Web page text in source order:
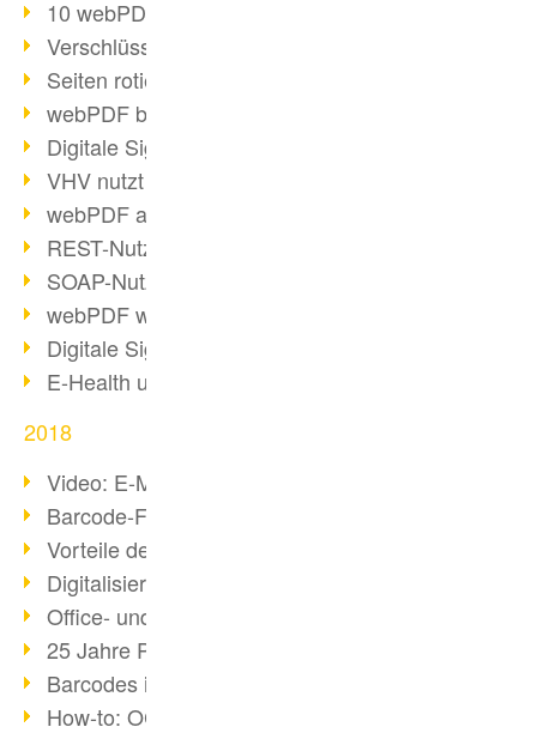
10 webPDF Vorteile für Entwickler
Verschlüsselung mit wsclient
Seiten rotieren mit wsclient
webPDF bei Würth Finance
Digitale Signaturen - Teil 2
VHV nutzt webPDF Preview
webPDF als Docker-Container
REST-Nutzung mit webPDF wsclient
SOAP-Nutzung mit webPDF wsclient
webPDF wsclient für Java
Digitale Signaturen - Teil 1
E-Health und Digitalisierung
2018
Video: E-Mails in PDF konvertieren
Barcode-Formate im Überblick
Vorteile des webPDF-Portals
Digitalisierung - Papierloses Büro
Office- und SharePoint-Bridge
25 Jahre PDF
Barcodes in PDF-Dokumenten
How-to: OCR mit webPDF 7